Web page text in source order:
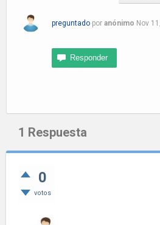
preguntado por anónimo Nov
1 Respuesta
0
votos